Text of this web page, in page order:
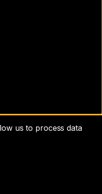
us to process data